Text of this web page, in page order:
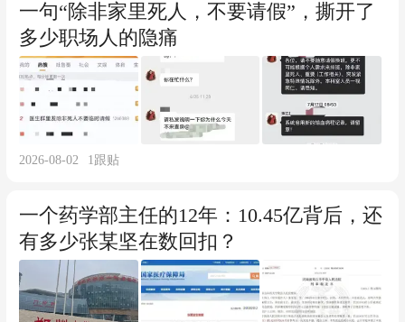
一句“除非家里死人，不要请假”，撕开了
多少职场人的隐痛
2026-08-02 1跟贴
一个药学部主任的12年：10.45亿背后，还
有多少张某坚在数回扣？